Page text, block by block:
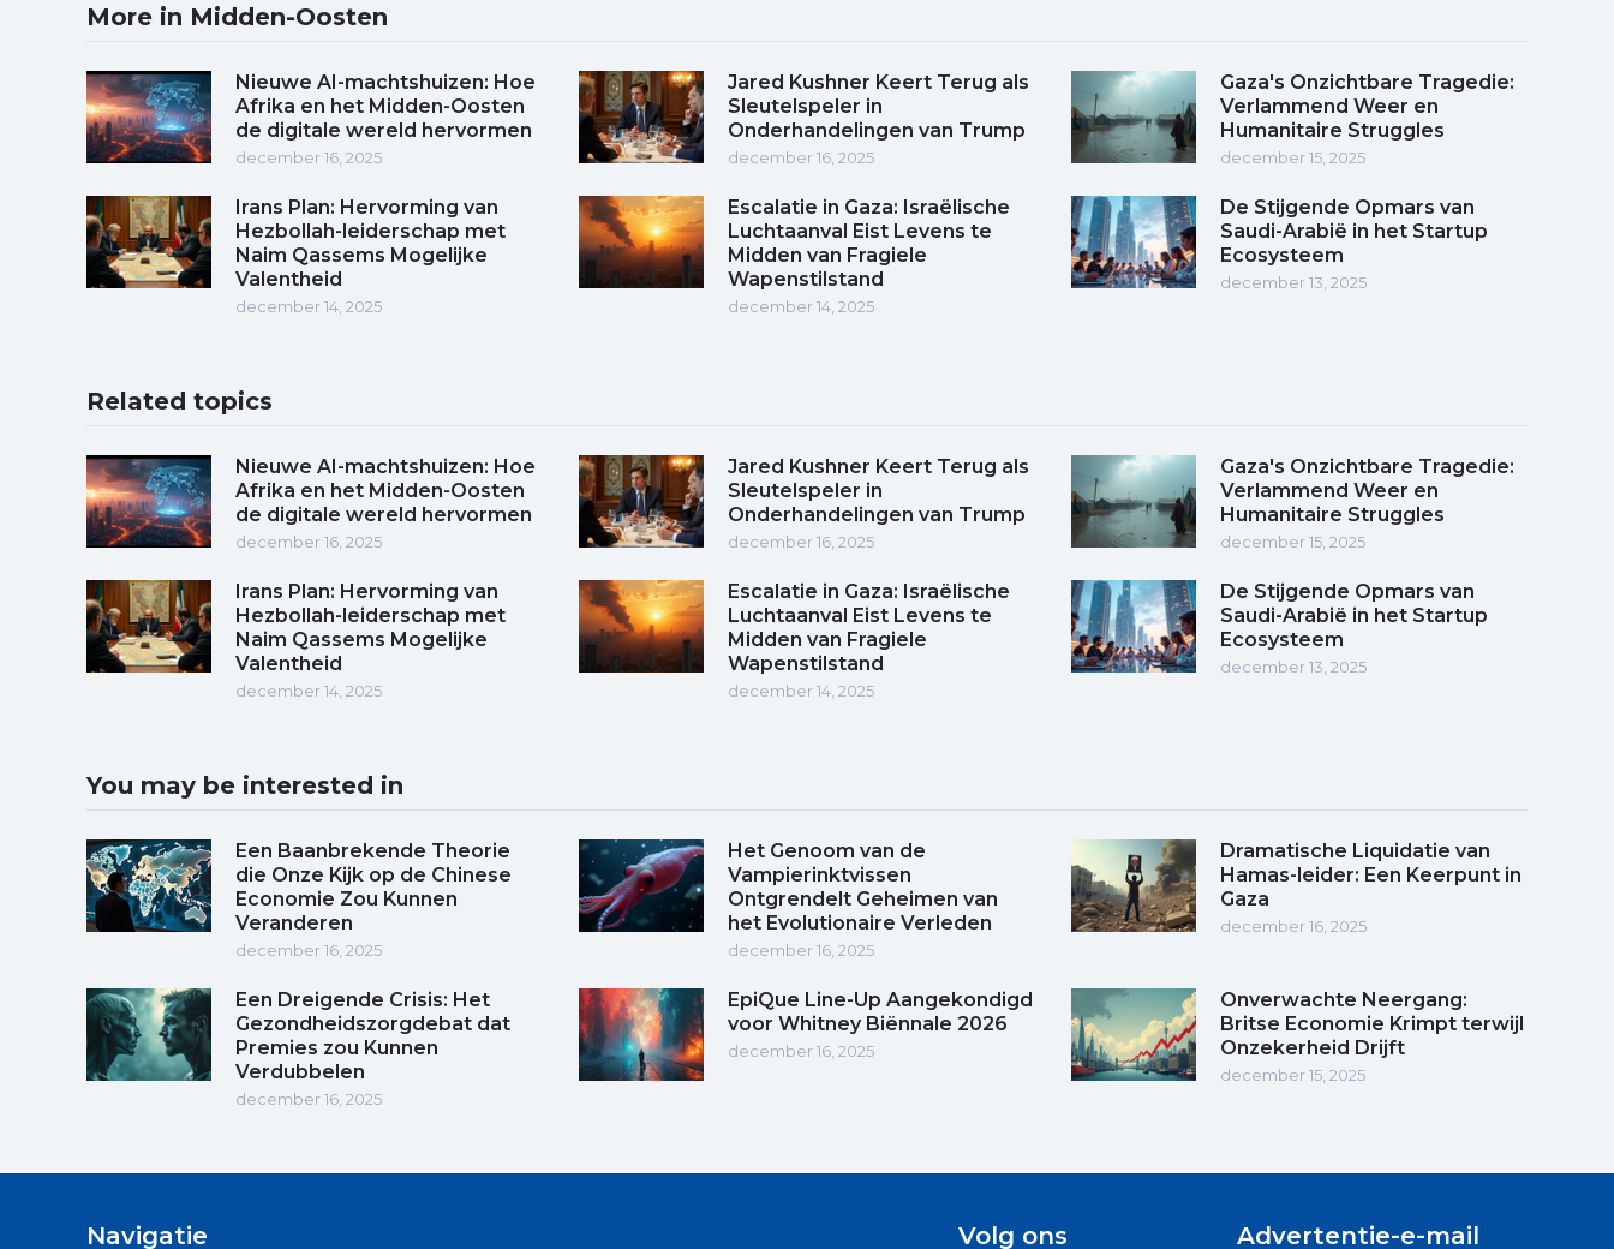
More in Midden-Oosten
Nieuwe AI-machtshuizen: Hoe
Afrika en het Midden-Oosten
de digitale wereld hervormen
december 16, 2025
Jared Kushner Keert Terug als
Sleutelspeler in
Onderhandelingen van Trump
december 16, 2025
Gaza's Onzichtbare Tragedie:
Verlammend Weer en
Humanitaire Struggles
december 15, 2025
Irans Plan: Hervorming van
Hezbollah-leiderschap met
Naim Qassems Mogelijke
Valentheid
december 14, 2025
Escalatie in Gaza: Israëlische
Luchtaanval Eist Levens te
Midden van Fragiele
Wapenstilstand
december 14, 2025
De Stijgende Opmars van
Saudi-Arabië in het Startup
Ecosysteem
december 13, 2025
Related topics
Nieuwe AI-machtshuizen: Hoe
Afrika en het Midden-Oosten
de digitale wereld hervormen
december 16, 2025
Jared Kushner Keert Terug als
Sleutelspeler in
Onderhandelingen van Trump
december 16, 2025
Gaza's Onzichtbare Tragedie:
Verlammend Weer en
Humanitaire Struggles
december 15, 2025
Irans Plan: Hervorming van
Hezbollah-leiderschap met
Naim Qassems Mogelijke
Valentheid
december 14, 2025
Escalatie in Gaza: Israëlische
Luchtaanval Eist Levens te
Midden van Fragiele
Wapenstilstand
december 14, 2025
De Stijgende Opmars van
Saudi-Arabië in het Startup
Ecosysteem
december 13, 2025
You may be interested in
Een Baanbrekende Theorie
die Onze Kijk op de Chinese
Economie Zou Kunnen
Veranderen
december 16, 2025
Het Genoom van de
Vampierinktvissen
Ontgrendelt Geheimen van
het Evolutionaire Verleden
december 16, 2025
Dramatische Liquidatie van
Hamas-leider: Een Keerpunt in
Gaza
december 16, 2025
Een Dreigende Crisis: Het
Gezondheidszorgdebat dat
Premies zou Kunnen
Verdubbelen
december 16, 2025
EpiQue Line-Up Aangekondigd
voor Whitney Biënnale 2026
december 16, 2025
Onverwachte Neergang:
Britse Economie Krimpt terwijl
Onzekerheid Drijft
december 15, 2025
Navigatie Volg ons Advertentie-e-mail